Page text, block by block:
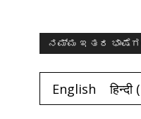
ನಮ್ಮ ಇತರ
English हिन्दी(